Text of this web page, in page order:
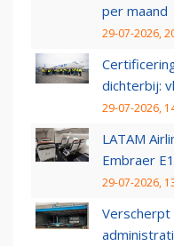
per maand
29-07-2026,
dichterbij:
29-07-2026,
LATAM
Embraer
29-07-2026,
Verscherpt